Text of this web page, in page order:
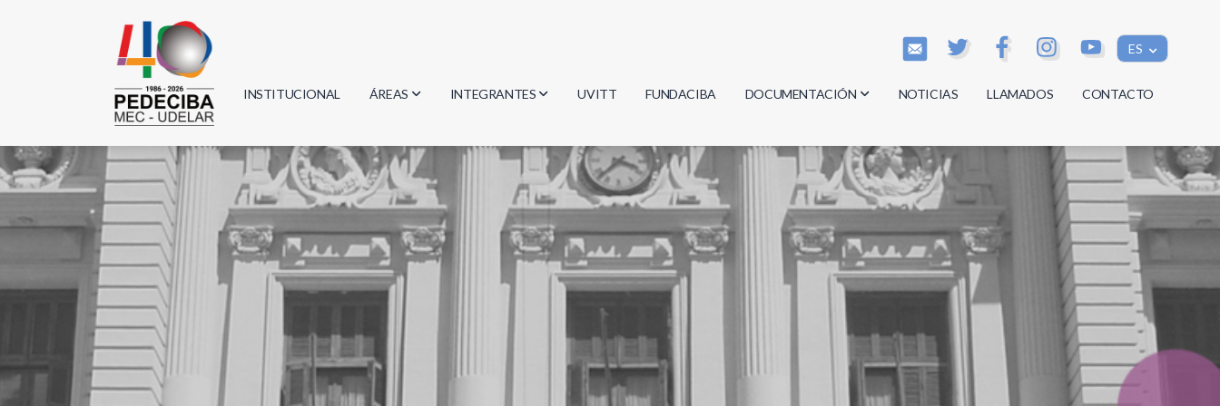
ES
INSTITUCIONAL ÁREAS
Biología
Física
Geociencias
Informática
Matemática
INTEGRANTES
Investigadores
Estudiantes
Egresados
UVITT FUNDACIBA DOCUMENTACIÓN
Actas
Reglamentos
Documentos
NOTICIAS LLAMADOS CONTACTO